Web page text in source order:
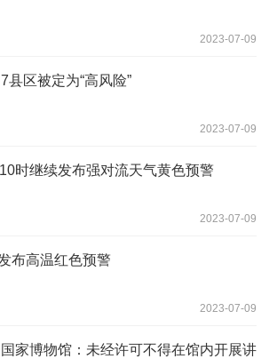
2023-07-09
县区被定为“高风险”
2023-07-09
时继续发布强对流天气黄色预警
2023-07-09
布高温红色预警
2023-07-09
国家博物馆：未经许可不得在馆内开展讲